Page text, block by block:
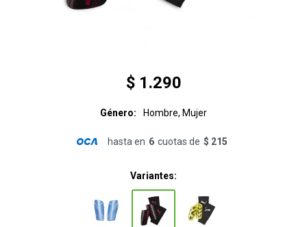
$ 1.290
Género Hombre, Mujer
hasta en 6 cuotas de $ 215
Variantes: